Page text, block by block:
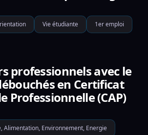
Vie étudiante 1er emploi
professionnels avec le
en Certificat
Professionnelle (CAP)
Alimentation, Environnement, Energie